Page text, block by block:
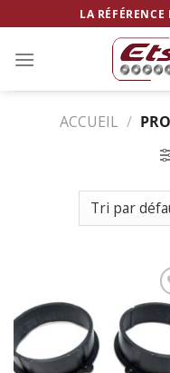
to
content
LA
ACCUEIL /
à